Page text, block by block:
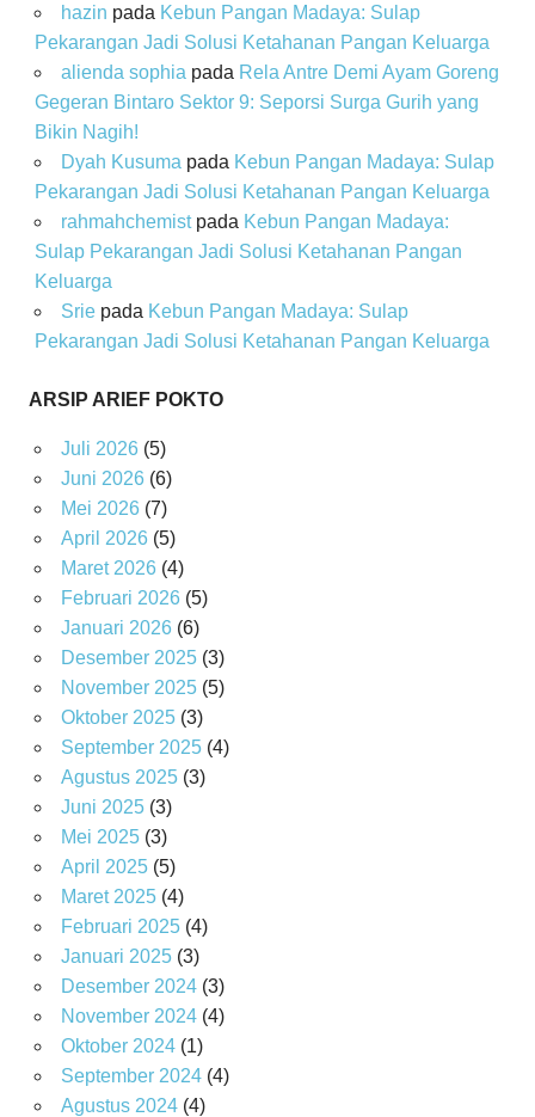
hazin pada Kebun Pangan Madaya: Sulap
Pekarangan Jadi Solusi Ketahanan Pangan Keluarga
alienda sophia pada Rela Antre Demi Ayam Goreng
Gegeran Bintaro Sektor 9: Seporsi Surga Gurih yang
Bikin Nagih!
Dyah Kusuma pada Kebun Pangan Madaya: Sulap
Pekarangan Jadi Solusi Ketahanan Pangan Keluarga
rahmahchemistpada Kebun Pangan Madaya:
Sulap Pekarangan Jadi Solusi Ketahanan Pangan
Keluarga
Sriepada Kebun Pangan Madaya: Sulap
Pekarangan Jadi Solusi Ketahanan Pangan Keluarga
ARSIP ARIEF POKTO
Juli 2026(5)
Juni 2026(6)
Mei 2026(7)
April 2026(5)
Maret 2026(4)
Februari 2026(5)
Januari 2026(6)
Desember 2025(3)
November 2025(5)
Oktober 2025(3)
September 2025(4)
Agustus 2025(3)
Juni 2025(3)
Mei 2025(3)
April 2025(5)
Maret 2025(4)
Februari 2025(4)
Januari 2025(3)
Desember 2024(3)
November 2024(4)
Oktober 2024(1)
September 2024(4)
Agustus 2024(4)